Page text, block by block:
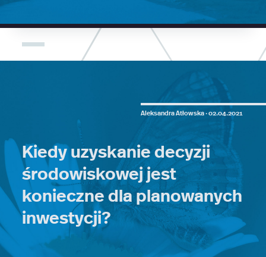
Aleksandra Atłowska ·02.04.2021
Kiedy uzyskanie decyzji
środowiskowej jest
konieczne dla planowanych
inwestycji?